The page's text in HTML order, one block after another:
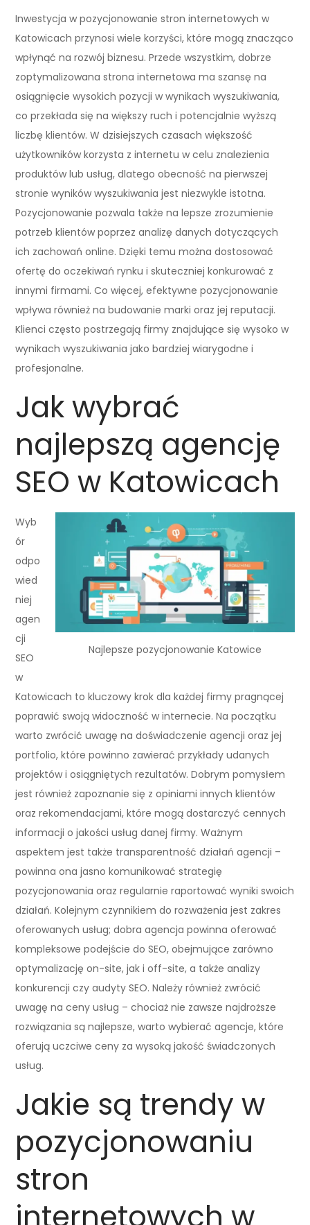
Inwestycja w pozycjonowanie stron internetowych w
Katowicach przynosi wiele korzyści, które mogą znacząco
wpłynąć na rozwój biznesu. Przede wszystkim, dobrze
zoptymalizowana strona internetowa ma szansę na
osiągnięcie wysokich pozycji w wynikach wyszukiwania,
co przekłada się na większy ruch i potencjalnie wyższą
liczbę klientów. W dzisiejszych czasach większość
użytkowników korzysta z internetu w celu znalezienia
produktów lub usług, dlatego obecność na pierwszej
stronie wyników wyszukiwania jest niezwykle istotna.
Pozycjonowanie pozwala także na lepsze zrozumienie
potrzeb klientów poprzez analizę danych dotyczących
ich zachowań online. Dzięki temu można dostosować
ofertę do oczekiwań rynku i skuteczniej konkurować z
innymi firmami. Co więcej, efektywne pozycjonowanie
wpływa również na budowanie marki oraz jej reputacji.
Klienci często postrzegają firmy znajdujące się wysoko w
wynikach wyszukiwania jako bardziej wiarygodne i
profesjonalne.
Jak wybrać
najlepszą agencję
SEO w Katowicach
Najlepsze pozycjonowanie Katowice
Wyb
ór
odpo
wied
niej
agen
cji
SEO
w
Katowicach to kluczowy krok dla każdej firmy pragnącej
poprawić swoją widoczność w internecie. Na początku
warto zwrócić uwagę na doświadczenie agencji oraz jej
portfolio, które powinno zawierać przykłady udanych
projektów i osiągniętych rezultatów. Dobrym pomysłem
jest również zapoznanie się z opiniami innych klientów
oraz rekomendacjami, które mogą dostarczyć cennych
informacji o jakości usług danej firmy. Ważnym
aspektem jest także transparentność działań agencji –
powinna ona jasno komunikować strategię
pozycjonowania oraz regularnie raportować wyniki swoich
działań. Kolejnym czynnikiem do rozważenia jest zakres
oferowanych usług; dobra agencja powinna oferować
kompleksowe podejście do SEO, obejmujące zarówno
optymalizację on-site, jak i off-site, a także analizy
konkurencji czy audyty SEO. Należy również zwrócić
uwagę na ceny usług – chociaż nie zawsze najdroższe
rozwiązania są najlepsze, warto wybierać agencje, które
oferują uczciwe ceny za wysoką jakość świadczonych
usług.
Jakie są trendy w
pozycjonowaniu
stron
internetowych w